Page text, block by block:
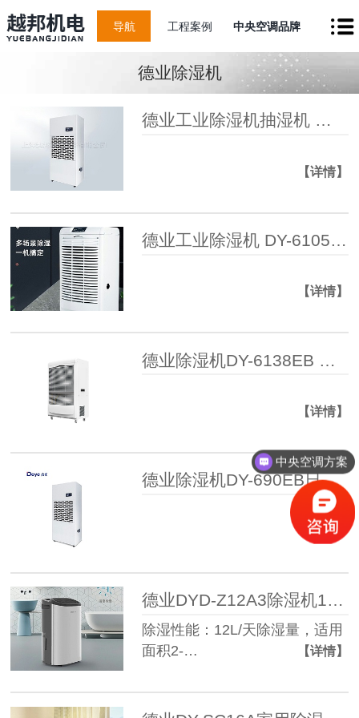
导航 工程案例 中央空调品牌
德业除湿机
德业工业除湿机抽湿机 除湿量240升适用480平米地下室工厂车间
【详情】
德业工业除湿机 DY-6105EB覆盖350㎡超大空间别墅 / 仓库 / 车间除潮必备
【详情】
【详情】
德业除湿机DY-690EB日除湿量90升/天大功率应对潮湿难题
【详情】
德业DYD-Z12A3除湿机12L/天 智能APP控制 静音干衣 适用20㎡ 米家联动
除湿性能：12L/天除湿量，适用
面积2-…
【详情】
中央空调方案